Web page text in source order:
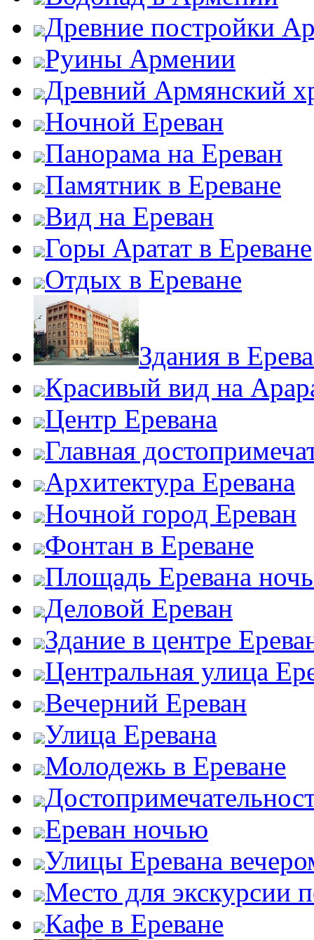
Древние постройки
Руины Армении
Древний Армянский
Ночной Ереван
Панорама на Ереван
Памятник в Ереване
Вид на Ереван
Горы Аратат в Ереване
Отдых в Ереване
Здания в
Красивый вид на
Центр Еревана
Главная
Архитектура Еревана
Ночной город Ереван
Фонтан в Ереване
Площадь Еревана
Деловой Ереван
Здание в центре
Центральная улица
Вечерний Ереван
Улица Еревана
Молодежь в Ереване
Ереван ночью
Улицы Еревана
Место для экскурсии
Кафе в Ереване